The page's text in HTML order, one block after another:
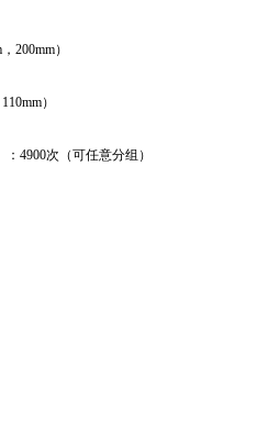
）
）
4900次（可任意分组）